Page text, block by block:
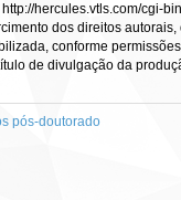
hercules.vtls.com/cgi-
dos direitos
conforme
de divulgação da
pós-doutorado